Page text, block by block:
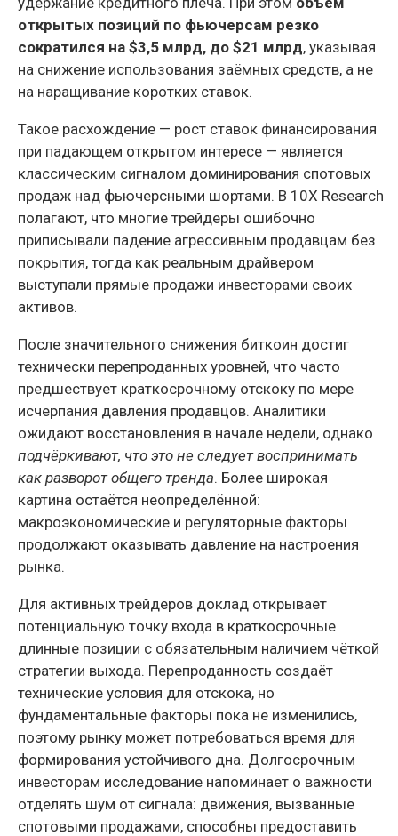
открытых позиций по фьючерсам резко
сократился на $3,5 млрд, до $21 млрд, указывая
на снижение использования заёмных средств, а не
на наращивание коротких ставок.
Такое расхождение — рост ставок финансирования
при падающем открытом интересе — является
классическим сигналом доминирования спотовых
продаж над фьючерсными шортами. В 10X Research
полагают, что многие трейдеры ошибочно
приписывали падение агрессивным продавцам без
покрытия, тогда как реальным драйвером
выступали прямые продажи инвесторами своих
активов.
После значительного снижения биткоин достиг
технически перепроданных уровней, что часто
предшествует краткосрочному отскоку по мере
исчерпания давления продавцов. Аналитики
ожидают восстановления в начале недели, однако
подчёркивают, что это не следует воспринимать
как разворот общего тренда. Более широкая
картина остаётся неопределённой:
макроэкономические и регуляторные факторы
продолжают оказывать давление на настроения
рынка.
Для активных трейдеров доклад открывает
потенциальную точку входа в краткосрочные
длинные позиции с обязательным наличием чёткой
стратегии выхода. Перепроданность создаёт
технические условия для отскока, но
фундаментальные факторы пока не изменились,
поэтому рынку может потребоваться время для
формирования устойчивого дна. Долгосрочным
инвесторам исследование напоминает о важности
отделять шум от сигнала: движения, вызванные
спотовыми продажами, способны предоставить